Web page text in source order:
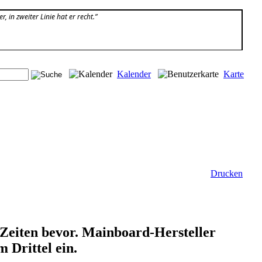
in zweiter Linie hat er recht.”
Kalender
Karte
Drucken
bevor. Mainboard-Hersteller
Drittel ein.